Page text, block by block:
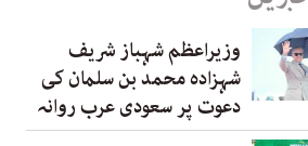
وزیراعظم شہباز شریف
شہزادہ محمد بن سلمان کی
دعوت پر سعودی عرب روانہ